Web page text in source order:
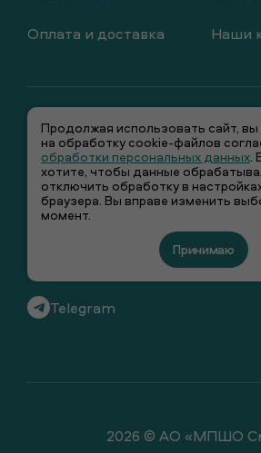
Оплата и доставка Наши
+7 (495) 66-00-106
info@smenawear.ru
Telegram
2026 © АО «МПШО
Продолжая использовать сайт, вы
на обработку cookie-файлов
обработки персональных данных
хотите, чтобы данные
отключить обработку в
браузера. Вы вправе изменить
момент.
Принимаю